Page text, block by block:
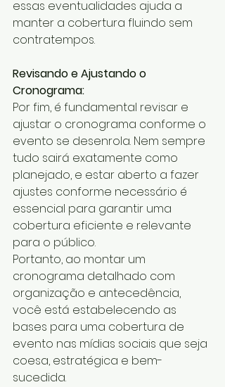
essas eventualidades ajuda a
manter a cobertura fluindo sem
contratempos.
Revisando e Ajustando o
Cronograma:
Por fim, é fundamental revisar e
ajustar o cronograma conforme o
evento se desenrola. Nem sempre
tudo sairá exatamente como
planejado, e estar aberto a fazer
ajustes conforme necessário é
essencial para garantir uma
cobertura eficiente e relevante
para o público.
Portanto, ao montar um
cronograma detalhado com
organização e antecedência,
você está estabelecendo as
bases para uma cobertura de
evento nas mídias sociais que seja
coesa, estratégica e bem-
sucedida.